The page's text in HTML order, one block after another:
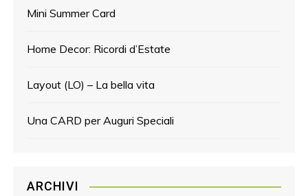
Mini Summer Card
Home Decor: Ricordi d’Estate
Layout (LO) – La bella vita
Una CARD per Auguri Speciali
ARCHIVI